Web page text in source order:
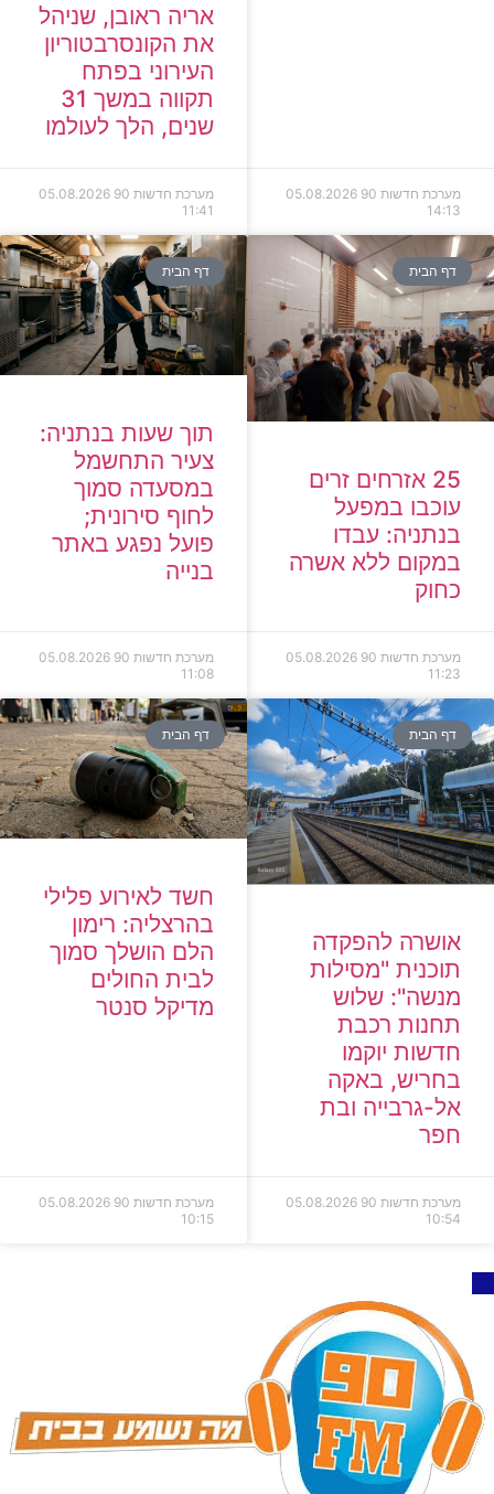
מערכת חדשות 90
05.08.2026
14:13
אריה ראובן, שניהל
את הקונסרבטוריון
העירוני בפתח
תקווה במשך 31
שנים, הלך לעולמו
מערכת חדשות 90
05.08.2026
11:41
דף הבית
25 אזרחים זרים
עוכבו במפעל
בנתניה: עבדו
במקום ללא אשרה
כחוק
מערכת חדשות 90
05.08.2026
11:23
דף הבית
תוך שעות בנתניה:
צעיר התחשמל
במסעדה סמוך
לחוף סירונית;
פועל נפגע באתר
בנייה
מערכת חדשות 90
05.08.2026
11:08
דף הבית
אושרה להפקדה
תוכנית "מסילות
מנשה": שלוש
תחנות רכבת
חדשות יוקמו
בחריש, באקה
אל-גרבייה ובת
חפר
מערכת חדשות 90
05.08.2026
10:54
דף הבית
חשד לאירוע פלילי
בהרצליה: רימון
הלם הושלך סמוך
לבית החולים
מדיקל סנטר
מערכת חדשות 90
05.08.2026
10:15